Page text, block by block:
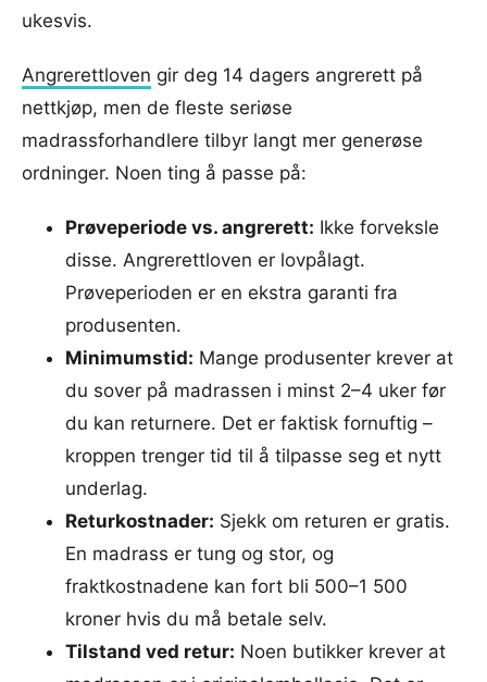
ukesvis.
Angrerettloven gir deg 14 dagers angrerett på
nettkjøp, men de fleste seriøse
madrassforhandlere tilbyr langt mer generøse
ordninger. Noen ting å passe på:
Prøveperiode vs. angrerett: Ikke forveksle
disse. Angrerettloven er lovpålagt.
Prøveperioden er en ekstra garanti fra
produsenten.
Minimumstid: Mange produsenter krever at
du sover på madrassen i minst 2–4 uker før
du kan returnere. Det er faktisk fornuftig –
kroppen trenger tid til å tilpasse seg et nytt
underlag.
Returkostnader: Sjekk om returen er gratis.
En madrass er tung og stor, og
fraktkostnadene kan fort bli 500–1 500
kroner hvis du må betale selv.
Tilstand ved retur: Noen butikker krever at